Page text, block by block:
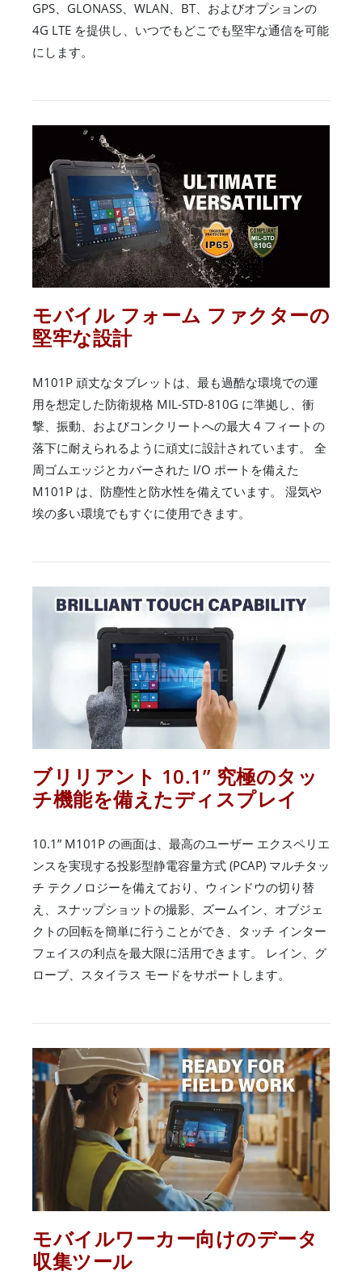
GPS、GLONASS、WLAN、BT、およびオプションの
4G LTE を提供し、いつでもどこでも堅牢な通信を可能
にします。
モバイル フォーム ファクターの
堅牢な設計
M101P 頑丈なタブレットは、最も過酷な環境での運
用を想定した防衛規格 MIL-STD-810G に準拠し、衝
撃、振動、およびコンクリートへの最大 4 フィートの
落下に耐えられるように頑丈に設計されています。 全
周ゴムエッジとカバーされた I/O ポートを備えた
M101P は、防塵性と防水性を備えています。 湿気や
埃の多い環境でもすぐに使用できます。
ブリリアント 10.1” 究極のタッ
チ機能を備えたディスプレイ
10.1” M101P の画面は、最高のユーザー エクスペリエ
ンスを実現する投影型静電容量方式 (PCAP) マルチタッ
チ テクノロジーを備えており、ウィンドウの切り替
え、スナップショットの撮影、ズームイン、オブジェ
クトの回転を簡単に行うことができ、タッチ インター
フェイスの利点を最大限に活用できます。 レイン、グ
ローブ、スタイラス モードをサポートします。
モバイルワーカー向けのデータ
収集ツール